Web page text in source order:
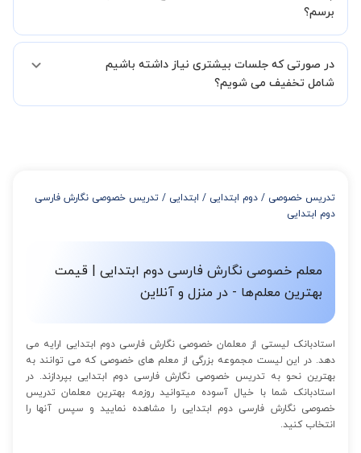
لازم جهت تکمیل درخواست شما را انجام میدهند.
همچنین میتوانید درخواست خود را از طریق تماس مستقیم با شماره
برسم؟
مدرس مشخص کند ابتدا باید جلسه اول کلاس درس شما با مدرس برگزار
شود تا با توجه به سطح شما و خواسته شما مدرس اعلام کنند که تقریبا
در صورتی که جلسات بیشتری نیاز داشته باشیم
شامل تخفیف می شویم؟
از 12 تا 15 جلسه: 7% تخفیف
از 16 تا 100 جلسه: 9% تخفیف
تدریس خصوصی / دوم ابتدایی / ابتدایی / تدریس خصوصی نگارش فارسی
دوم ابتدایی
معلم خصوصی نگارش فارسی دوم ابتدایی | قیمت
بهترین معلم‌ها - در منزل و آنلاین
استادبانک لیستی از معلمان خصوصی نگارش فارسی دوم ابتدایی ارایه می
دهد. در این لیست مجموعه بزرگی از معلم های خصوصی که می توانند به
بهترین نحو به تدریس خصوصی نگارش فارسی دوم ابتدایی بپردازند. در
استادبانک شما با خیال آسوده میتوانید روزمه بهترین معلمان تدریس
خصوصی نگارش فارسی دوم ابتدایی را مشاهده نمایید و سپس آنها را
انتخاب کنید.